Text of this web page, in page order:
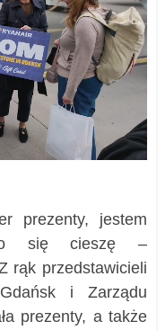
prezenty, jestem
się cieszę –
rąk przedstawicieli
i Zarządu
prezenty, a także